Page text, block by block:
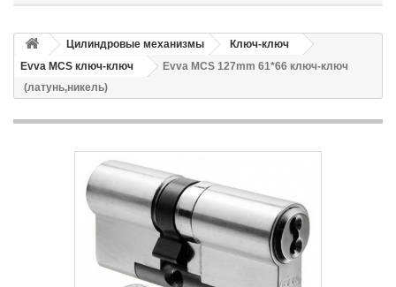
Цилиндровые механизмы
Ключ-ключ
Evva MCS ключ-ключ
Evva MCS 127mm 61*66 ключ-ключ
(латунь,никель)